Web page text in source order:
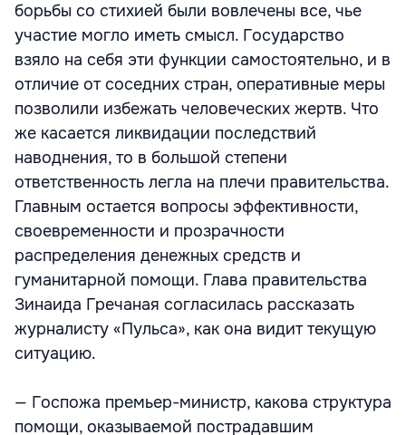
борьбы со стихией были вовлечены все, чье
участие могло иметь смысл. Государство
взяло на себя эти функции самостоятельно, и в
отличие от соседних стран, оперативные меры
позволили избежать человеческих жертв. Что
же касается ликвидации последствий
наводнения, то в большой степени
ответственность легла на плечи правительства.
Главным остается вопросы эффективности,
своевременности и прозрачности
распределения денежных средств и
гуманитарной помощи. Глава правительства
Зинаида Гречаная согласилась рассказать
журналисту «Пульса», как она видит текущую
ситуацию.
— Госпожа премьер-министр, какова структура
помощи, оказываемой пострадавшим